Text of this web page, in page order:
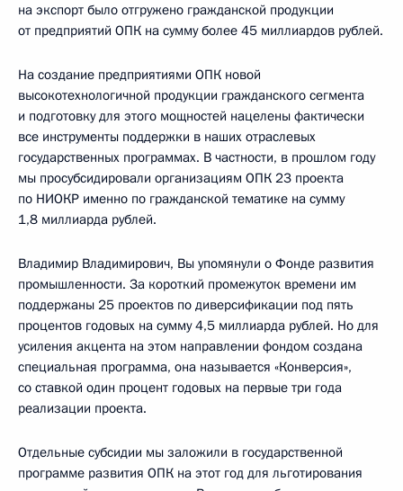
на экспорт было отгружено гражданской продукции
от предприятий ОПК на сумму более 45 миллиардов рублей.
На создание предприятиями ОПК новой
высокотехнологичной продукции гражданского сегмента
и подготовку для этого мощностей нацелены фактически
все инструменты поддержки в наших отраслевых
государственных программах. В частности, в прошлом году
мы просубсидировали организациям ОПК 23 проекта
по НИОКР именно по гражданской тематике на сумму
1,8 миллиарда рублей.
Владимир Владимирович, Вы упомянули о Фонде развития
промышленности. За короткий промежуток времени им
поддержаны 25 проектов по диверсификации под пять
процентов годовых на сумму 4,5 миллиарда рублей. Но для
усиления акцента на этом направлении фондом создана
специальная программа, она называется «Конверсия»,
со ставкой один процент годовых на первые три года
реализации проекта.
Отдельные субсидии мы заложили в государственной
программе развития ОПК на этот год для льготирования